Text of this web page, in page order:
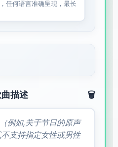
任何语言准确呈现，最长
描述 🗑️